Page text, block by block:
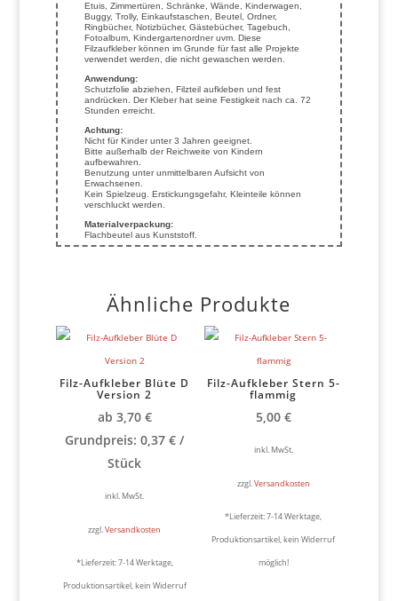
Etuis, Zimmertüren, Schränke, Wände, Kinderwagen,
Buggy, Trolly, Einkaufstaschen, Beutel, Ordner,
Ringbücher, Notizbücher, Gästebücher, Tagebuch,
Fotoalbum, Kindergartenordner uvm. Diese
Filzaufkleber können im Grunde für fast alle Projekte
verwendet werden, die nicht gewaschen werden.
Anwendung:
Schutzfolie abziehen, Filzteil aufkleben und fest
andrücken. Der Kleber hat seine Festigkeit nach ca. 72
Stunden erreicht.
Achtung:
Nicht für Kinder unter 3 Jahren geeignet.
Bitte außerhalb der Reichweite von Kindern
aufbewahren.
Benutzung unter unmittelbaren Aufsicht von
Erwachsenen.
Kein Spielzeug. Erstickungsgefahr, Kleinteile können
verschluckt werden.
Materialverpackung:
Flachbeutel aus Kunststoff.
Ähnliche Produkte
Filz-Aufkleber Blüte D
Version 2
ab 3,70 €
Grundpreis:0,37€ /
Stück
inkl. MwSt.
zzgl.Versandkosten
*Lieferzeit:7-14 Werktage,
Produktionsartikel, kein Widerruf
Filz-Aufkleber Stern 5-
flammig
5,00 €
inkl. MwSt.
zzgl. Versandkosten
*Lieferzeit:7-14 Werktage,
Produktionsartikel, kein Widerruf
möglich!